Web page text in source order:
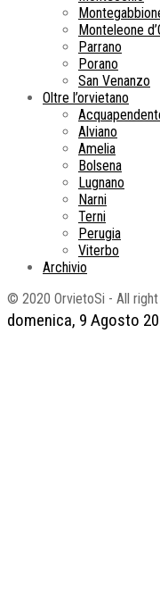
domenica, 9 Agosto
Monteleone
Parrano
Porano
San Venanzo
Oltre l’orvietano
Alviano
Amelia
Bolsena
Lugnano
Narni
Terni
Perugia
Viterbo
Archivio
© 2020 OrvietoSi - All